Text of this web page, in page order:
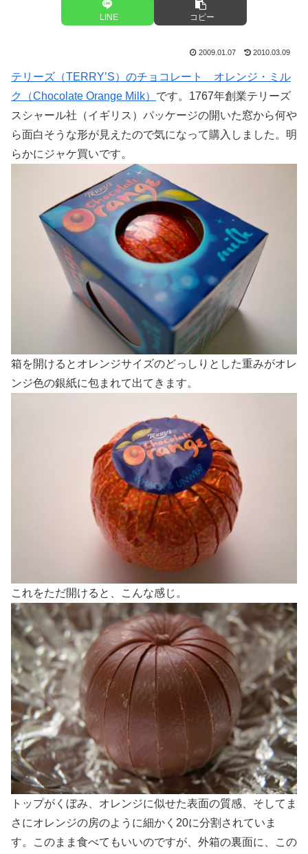
LINE コピー
2009.01.07 2010.03.09
テリーズ（TERRY’S）のチョコレート オレンジ・ミル
ク（Chocolate Orange Milk） です。1767年創業テリーズ
スシャール社（イギリス）パッケージの開いた窓から何や
ら面白そうな形が見えたので気になって購入しました。明
らかにジャケ買いです。
箱を開けるとオレンジサイズのどっしりとした重みがオレ
ンジ色の銀紙に包まれて出てきます。
これをただ開けると、こんな感じ。
トップがくぼみ、オレンジに似せた表面の質感、そしてま
さにオレンジの房のように細かく20に分割されていま
す。このまま食べてもいいのですが、外箱の裏面に、この